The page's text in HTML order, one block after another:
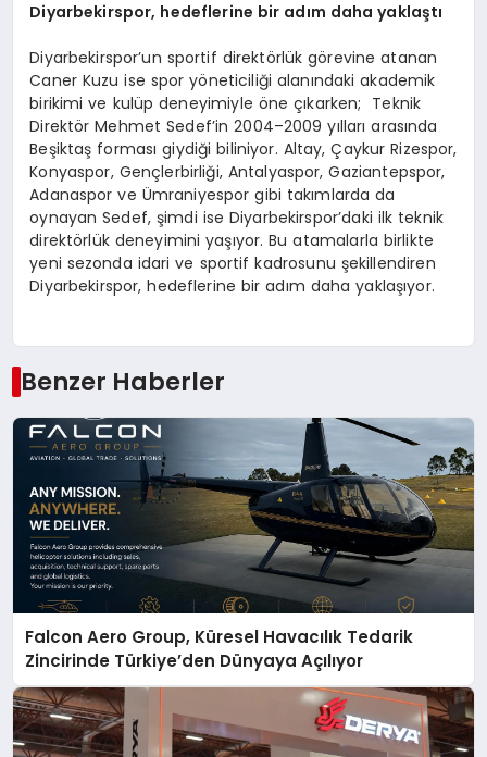
Diyarbekirspor, hedeflerine bir adım daha yaklaştı
Diyarbekirspor’un sportif direktörlük görevine atanan
Caner Kuzu ise spor yöneticiliği alanındaki akademik
birikimi ve kulüp deneyimiyle öne çıkarken; Teknik
Direktör Mehmet Sedef’in 2004–2009 yılları arasında
Beşiktaş forması giydiği biliniyor. Altay, Çaykur Rizespor,
Konyaspor, Gençlerbirliği, Antalyaspor, Gaziantepspor,
Adanaspor ve Ümraniyespor gibi takımlarda da
oynayan Sedef, şimdi ise Diyarbekirspor’daki ilk teknik
direktörlük deneyimini yaşıyor. Bu atamalarla birlikte
yeni sezonda idari ve sportif kadrosunu şekillendiren
Diyarbekirspor, hedeflerine bir adım daha yaklaşıyor.
Benzer Haberler
Falcon Aero Group, Küresel Havacılık Tedarik
Zincirinde Türkiye’den Dünyaya Açılıyor